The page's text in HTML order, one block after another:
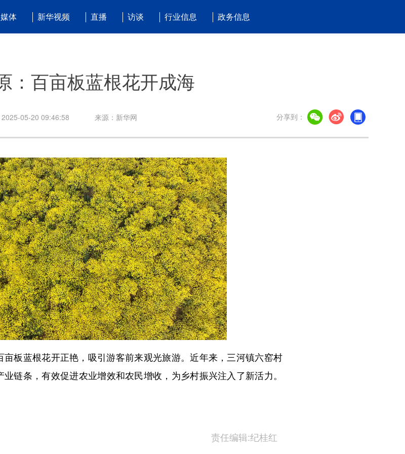
体 新华视频 直播 访谈 行业信息 政务信息
：百亩板蓝根花开成海
2025-05-20 09:46:58 来源：新华网 分享到：
板蓝根花开正艳，吸引游客前来观光旅游。近年来，三河镇六窑村
链条，有效促进农业增效和农民增收，为乡村振兴注入了新活力。
责任编辑:纪桂红